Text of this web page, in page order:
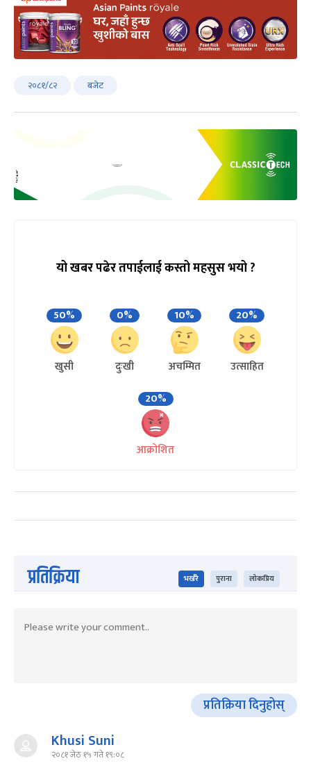
२०८१/८२ बजेट
यो खबर पढेर तपाईलाई कस्तो महसुस भयो ?
50%
खुसी
0%
दुःखी
10%
अचम्मित
20%
उत्साहित
20%
आक्रोशित
प्रतिक्रिया भर्खरै पुराना लोकप्रिय
प्रतिक्रिया दिनुहोस्
Khusi Suni
२०८१ जेठ १५ गते १९:०८